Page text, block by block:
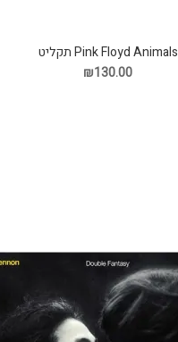
Pink Floyd Animals תקליט
₪130.00